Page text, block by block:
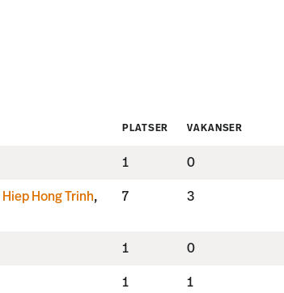
PLATSER VAKANSER
1 0
Hiep Hong Trinh,
7 3
1 0
1 1